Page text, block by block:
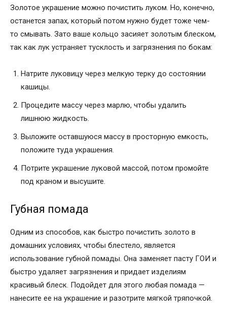
Золотое украшение можно почистить луком. Но, конечно,
останется запах, который потом нужно будет тоже чем-
то смывать. Зато ваше кольцо засияет золотым блеском,
так как лук устраняет тусклость и загрязнения по бокам:
Натрите луковицу через мелкую терку до состоянии
кашицы.
Процедите массу через марлю, чтобы удалить
лишнюю жидкость.
Выложите оставшуюся массу в просторную емкость,
положите туда украшения.
Потрите украшение луковой массой, потом промойте
под краном и высушите.
Губная помада
Одним из способов, как быстро почистить золото в
домашних условиях, чтобы блестело, является
использование губной помады. Она заменяет пасту ГОИ и
быстро удаляет загрязнения и придает изделиям
красивый блеск. Подойдет для этого любая помада —
нанесите ее на украшение и разотрите мягкой тряпочкой.